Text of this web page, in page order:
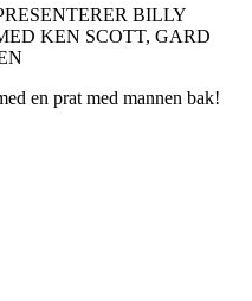
BILLY
KEN SCOTT, GARD
en prat med mannen bak!